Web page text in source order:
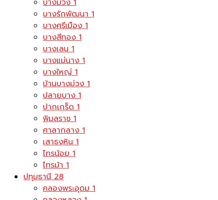
บางม่วง1
บางรักพัฒนา1
บางศรีเมือง1
บางสีทอง1
บางเลน1
บางแม่นาง1
บางใหญ่1
บ้านบางม่วง1
ปลายบาง1
ปากเกร็ด1
พิมลราช1
ศาลากลาง1
เสาธงหิน1
ไทรน้อย1
ไทรม้า1
ปทุมธานี28
คลองพระอุดม1